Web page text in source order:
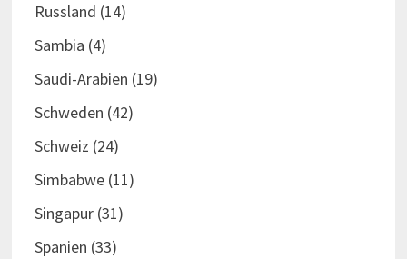
Russland (14)
Sambia (4)
Saudi-Arabien (19)
Schweden (42)
Schweiz (24)
Simbabwe(11)
Singapur(31)
Spanien (33)